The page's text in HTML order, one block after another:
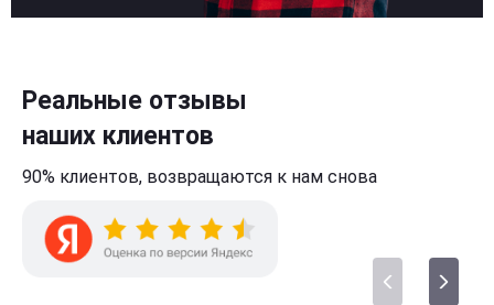
Реальные отзывы
наших клиентов
90% клиентов, возвращаются к нам снова